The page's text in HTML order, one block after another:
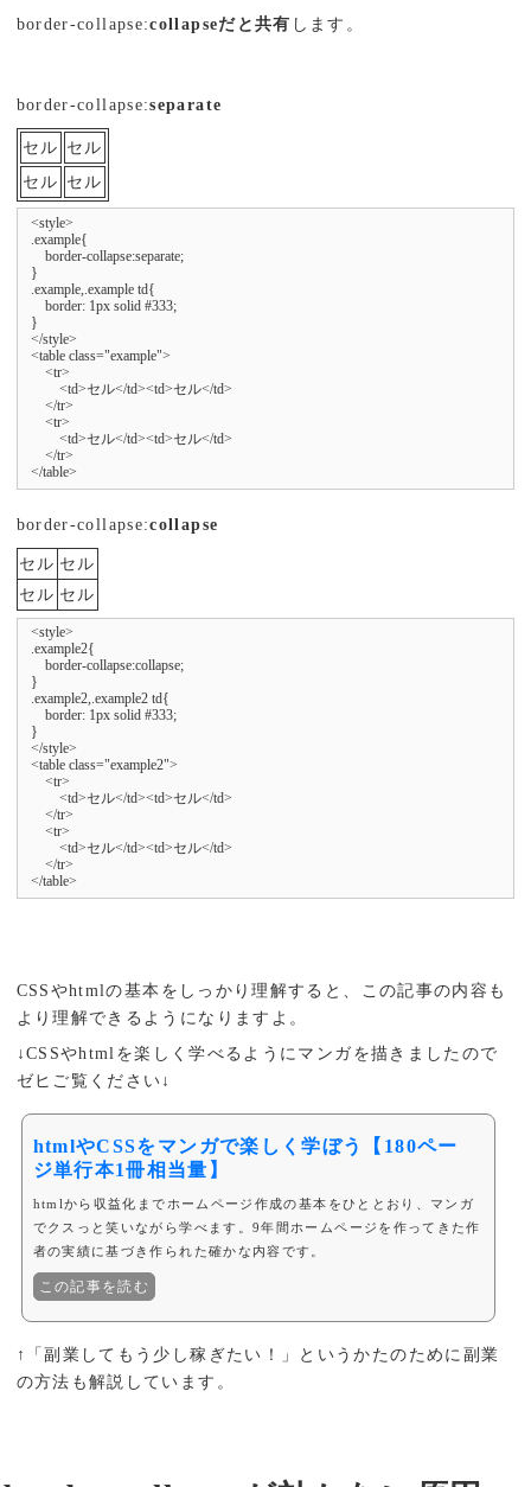
border-collapse:collapseだと共有 します。
border-collapse:separate
セル セル
セル セル
<style>
.example{
}
.example,.example td{
}
</style>
<table class="example">
    <tr>
        <td>セル</td><td>セル</td>
    </tr>
    <tr>
        <td>セル</td><td>セル</td>
    </tr>
</table>
border-collapse:collapse
セル セル
セル セル
<style>
.example2{
}
.example2,.example2 td{
}
</style>
<table class="example2">
    <tr>
        <td>セル</td><td>セル</td>
    </tr>
    <tr>
        <td>セル</td><td>セル</td>
    </tr>
</table>
CSSやhtmlの基本をしっかり理解すると、この記事の内容も
より理解できるようになりますよ。
↓CSSやhtmlを楽しく学べるようにマンガを描きましたので
ゼヒご覧ください↓
htmlやCSSをマンガで楽しく学ぼう【180ペー
ジ単行本1冊相当量】
htmlから収益化までホームページ作成の基本をひととおり、マンガ
でクスっと笑いながら学べます。9年間ホームページを作ってきた作
者の実績に基づき作られた確かな内容です。
この記事を読む
↑「副業してもう少し稼ぎたい！」というかたのために副業
の方法も解説しています。